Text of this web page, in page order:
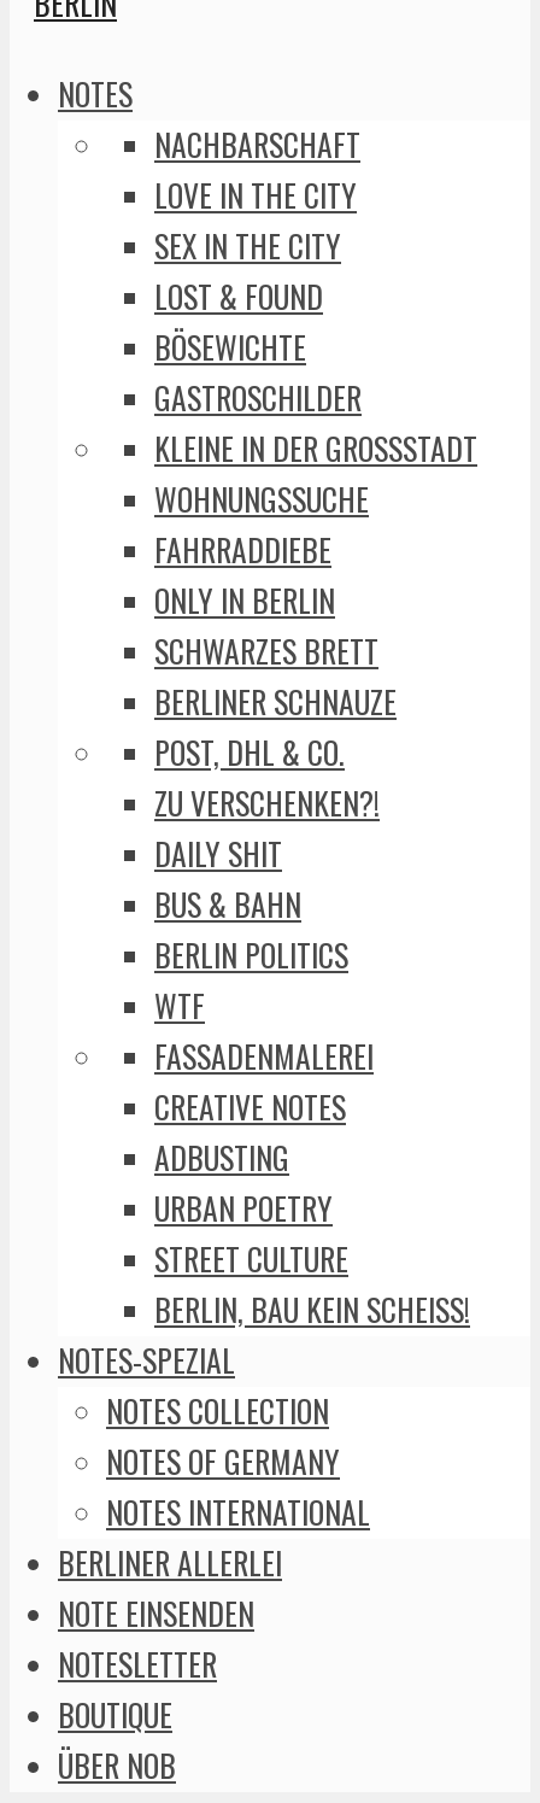
NOTES
NACHBARSCHAFT
LOVE IN THE CITY
SEX IN THE CITY
LOST & FOUND
BÖSEWICHTE
GASTROSCHILDER
KLEINE IN DER GROSSSTADT
WOHNUNGSSUCHE
FAHRRADDIEBE
ONLY IN BERLIN
SCHWARZES BRETT
BERLINER SCHNAUZE
POST, DHL & CO.
ZU VERSCHENKEN?!
DAILY SHIT
BUS & BAHN
BERLIN POLITICS
WTF
FASSADENMALEREI
CREATIVE NOTES
ADBUSTING
URBAN POETRY
STREET CULTURE
BERLIN, BAU KEIN SCHEISS!
NOTES-SPEZIAL
NOTES COLLECTION
NOTES OF GERMANY
NOTES INTERNATIONAL
BERLINER ALLERLEI
NOTE EINSENDEN
NOTESLETTER
BOUTIQUE
ÜBER NOB